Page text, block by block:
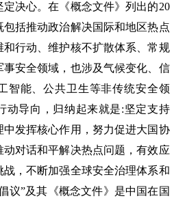
决心。在《概念文件》列出的20
括推动政治解决国际和地区热点
行动、维护核不扩散体系、常规
安全领域，也涉及气候变化、信
智能、公共卫生等非传统安全领
动导向，归纳起来就是:坚定支持
发挥核心作用，努力促进大国协
对话和平解决热点问题，有效应
，不断加强全球安全治理体系和
议”及其《概念文件》是中国在国